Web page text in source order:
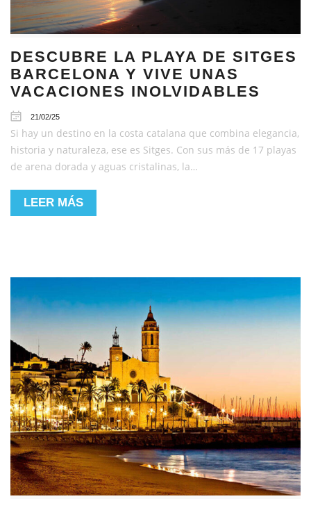
DESCUBRE LA PLAYA DE SITGES
BARCELONA Y VIVE UNAS
VACACIONES INOLVIDABLES
21/02/25
Si hay un destino en la costa catalana que combina elegancia,
historia y naturaleza, ese es Sitges. Con sus más de 17 playas
de arena dorada y aguas cristalinas, la…
LEER MÁS